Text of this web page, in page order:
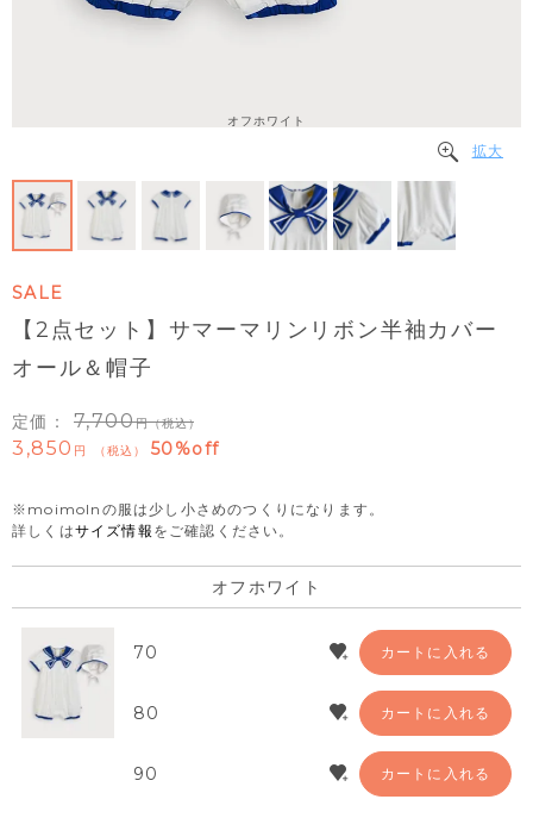
オフホワイト
拡大
SALE
【2点セット】サマーマリンリボン半袖カバー
オール＆帽子
定価： 7,700 （税込）
3,850 税込 50%off
※moimolnの服は少し小さめのつくりになります。
詳しくはサイズ情報 をご確認ください。
オフホワイト
70 カートに入れる
80 カートに入れる
90 カートに入れる